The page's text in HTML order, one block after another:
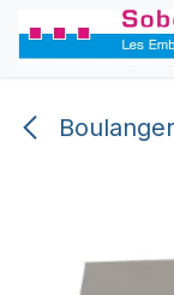
Se rendre au